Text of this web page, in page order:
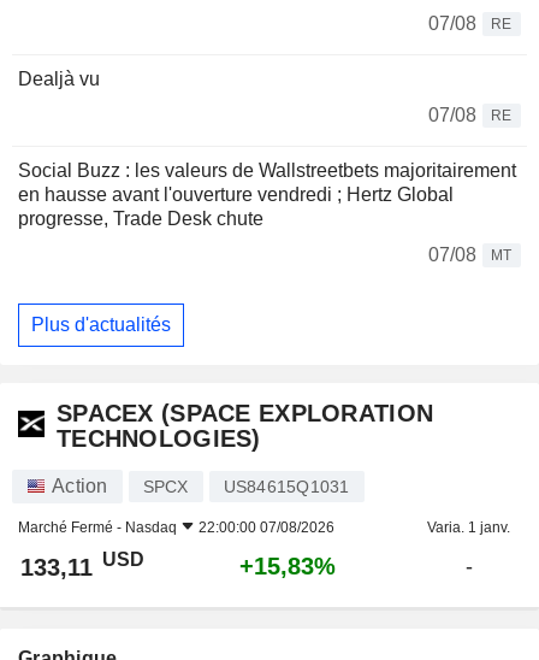
07/08
RE
Dealjà vu
07/08
RE
Social Buzz : les valeurs de Wallstreetbets majoritairement
en hausse avant l'ouverture vendredi ; Hertz Global
progresse, Trade Desk chute
07/08
MT
Plus d'actualités
SPACEX (SPACE EXPLORATION
TECHNOLOGIES)
Action SPCX US84615Q1031
Marché Fermé - Nasdaq 22:00:00 07/08/2026 Varia. 1 janv.
133,11 USD +15,83% -